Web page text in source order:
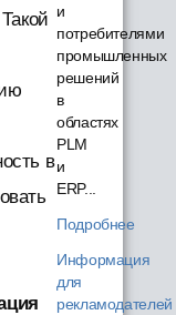
в
и
потребителями
промышленных
решений
в
областях
PLM
и
ERP...
Подробнее
Информация
для
рекламодателей